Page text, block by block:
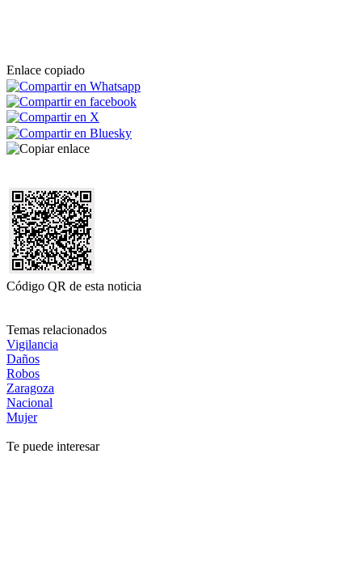
Enlace copiado
Código QR de esta noticia
Temas relacionados
Vigilancia
Daños
Robos
Zaragoza
Nacional
Mujer
Te puede interesar